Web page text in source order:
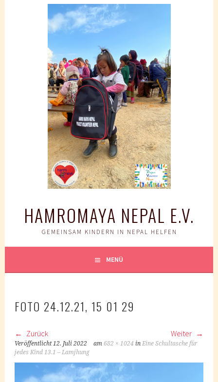
HAMROMAYA NEPAL E.V.
GEMEINSAM KINDERN IN NEPAL HELFEN
MENÜ
FOTO 24.12.21, 15 01 29
Zurück Weiter
Veröffentlicht12. Juli 2022 am 682 × 1024 inEine Schultasche für
jedes Kind 13.1 – Lamjhung